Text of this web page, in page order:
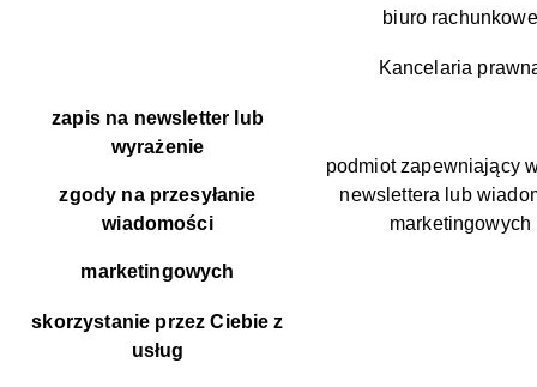
biuro rachunkowe
Kancelaria
zapis na newsletter lub
wyrażenie
zgody na przesyłanie
wiadomości
marketingowych
podmiot zapewniający
newslettera lub
marketingowych
skorzystanie przez Ciebie z
usług